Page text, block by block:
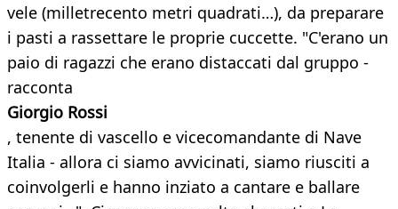
vele (milletrecento metri quadrati…), da preparare
i pasti a rassettare le proprie cuccette. "C'erano un
paio di ragazzi che erano distaccati dal gruppo -
racconta
Giorgio Rossi
, tenente di vascello e vicecomandante di Nave
Italia - allora ci siamo avvicinati, siamo riusciti a
coinvolgerli e hanno inziato a cantare e ballare